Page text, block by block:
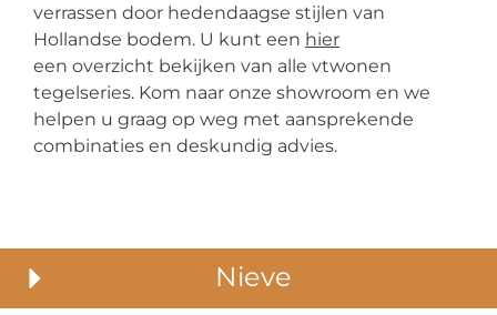
verrassen door hedendaagse stijlen van
Hollandse bodem. U kunt een hier
een overzicht bekijken van alle vtwonen
tegelseries. Kom naar onze showroom en we
helpen u graag op weg met aansprekende
combinaties en deskundig advies.
Nieve